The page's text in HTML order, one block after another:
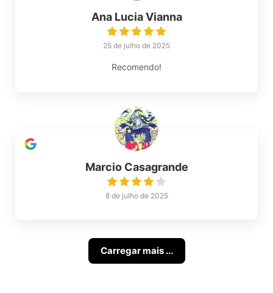
Ana Lucia Vianna
25 de julho de 2025
Recomendo!
Marcio Casagrande
8 de julho de 2025
Carregar mais ...